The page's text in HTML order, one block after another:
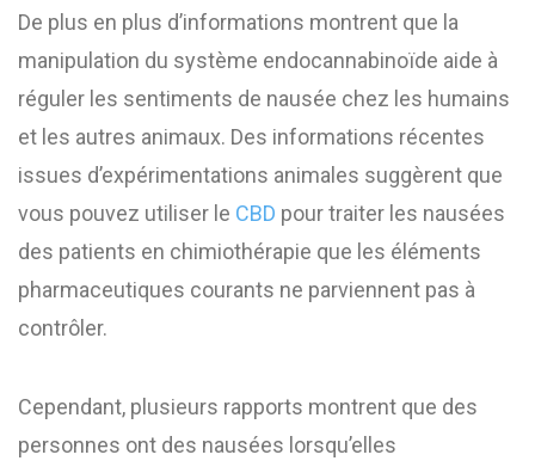
De plus en plus d’informations montrent que la
manipulation du système endocannabinoïde aide à
réguler les sentiments de nausée chez les humains
et les autres animaux. Des informations récentes
issues d’expérimentations animales suggèrent que
vous pouvez utiliser le CBD pour traiter les nausées
des patients en chimiothérapie que les éléments
pharmaceutiques courants ne parviennent pas à
contrôler.
Cependant, plusieurs rapports montrent que des
personnes ont des nausées lorsqu’elles